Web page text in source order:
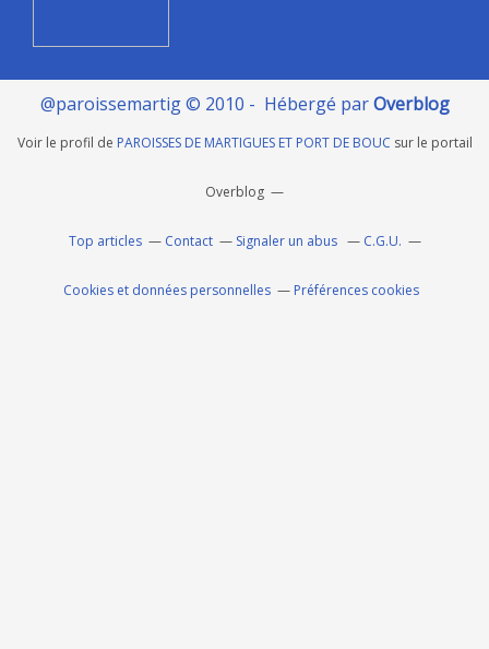
@paroissemartig © 2010 - Hébergé parOverblog
Voir le profil de PAROISSES DE MARTIGUES ET PORT DE BOUC sur le portail
Overblog
Top articles Contact Signaler un abus C.G.U.
Cookies et données personnelles Préférences cookies